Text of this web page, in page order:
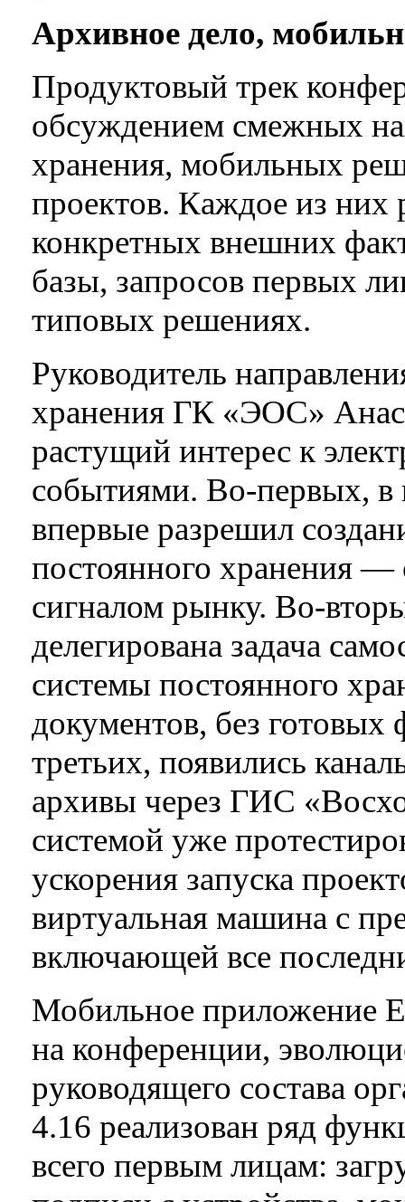
Архивное дело,
Продуктовый трек
обсуждением смежных
хранения, мобильных
проектов. Каждое из них
конкретных внешних
базы, запросов первых
типовых решениях.
Руководитель
хранения ГК «ЭОС»
растущий интерес к
событиями. Во-первых, в
впервые разрешил
постоянного хранения —
сигналом рынку. Во-
делегирована задача
системы постоянного
документов, без
третьих, появились
архивы через ГИС
системой уже
ускорения запуска
виртуальная машина с
включающей все
Мобильное приложение
на конференции,
руководящего состава
4.16 реализован ряд
всего первым лицам: